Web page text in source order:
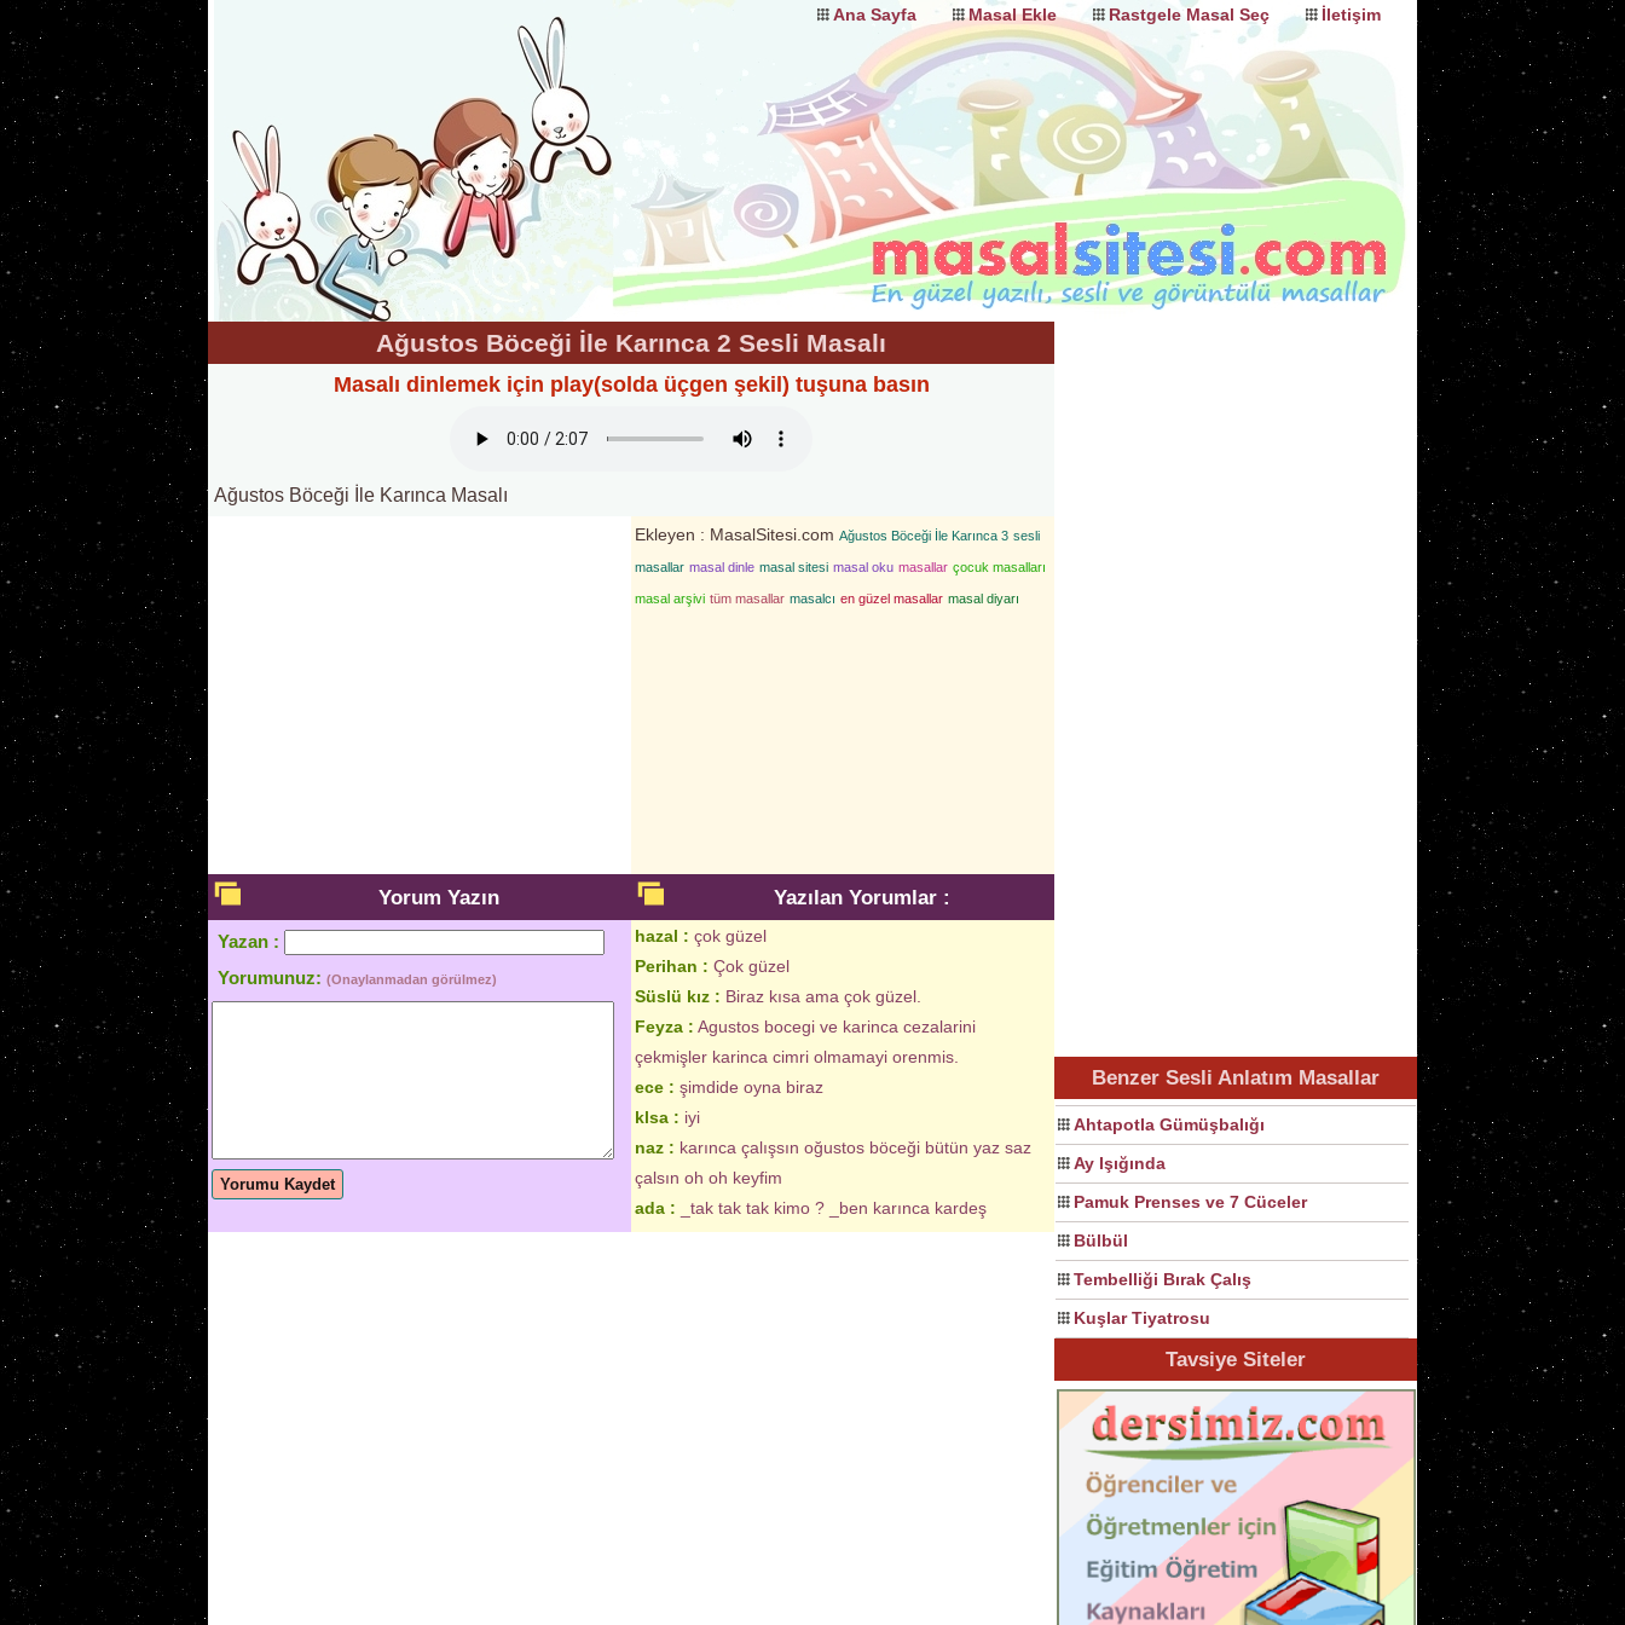
Ana Sayfa Masal Ekle Rastgele Masal Seç İletişim
Ağustos Böceği İle Karınca 2 Sesli Masalı
Masalı dinlemek için play(solda üçgen şekil) tuşuna basın
Ağustos Böceği İle Karınca Masalı
Benzer Sesli Anlatım Masallar
Ahtapotla Gümüşbalığı
Ay Işığında
Pamuk Prenses ve 7 Cüceler
Bülbül
Tembelliği Bırak Çalış
Kuşlar Tiyatrosu
Tavsiye Siteler
Ekleyen : MasalSitesi.com Ağustos Böceği İle Karınca 3 sesli
masallar masal dinle masal sitesi masal oku masallar çocuk masalları
masal arşivi tüm masallar masalcı en güzel masallar masal diyarı
Yorum Yazın
Yazan :
Yorumunuz: (Onaylanmadan görülmez)
Yorumu Kaydet
Yazılan Yorumlar :
hazal : çok güzel
Perihan : Çok güzel
Süslü kız : Biraz kısa ama çok güzel.
Feyza : Agustos bocegi ve karinca cezalarini
çekmişler karinca cimri olmamayi orenmis.
ece : şimdide oyna biraz
klsa : iyi
naz : karınca çalışsın oğustos böceği bütün yaz saz
çalsın oh oh keyfim
ada :
_tak tak tak kimo ? _ben karınca kardeş
Yazılan8yorum görüntüleniyor.